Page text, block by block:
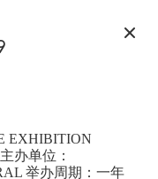
EXHIBITION
办单位：
举办周期：一年